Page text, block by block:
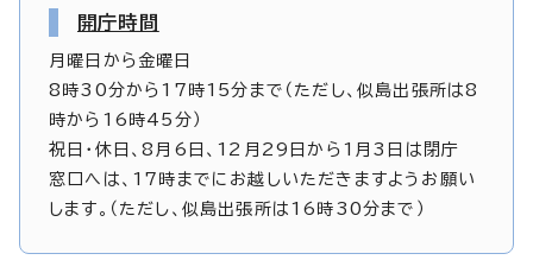
開庁時間
月曜日から金曜日
8時30分から17時15分まで（ただし、似島出張所は8
時から16時45分）
祝日・休日、8月6日、12月29日から1月3日は閉庁
窓口へは、17時までにお越しいただきますようお願い
します。（ただし、似島出張所は16時30分まで）